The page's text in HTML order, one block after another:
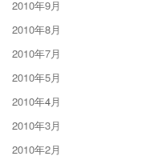
2010年9月
2010年8月
2010年7月
2010年5月
2010年4月
2010年3月
2010年2月